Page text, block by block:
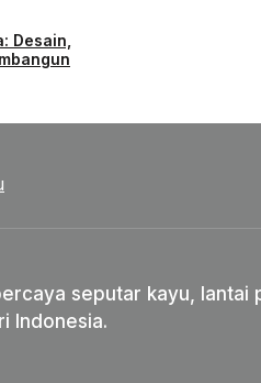
Desain,
seputar kayu, lantai
Indonesia.